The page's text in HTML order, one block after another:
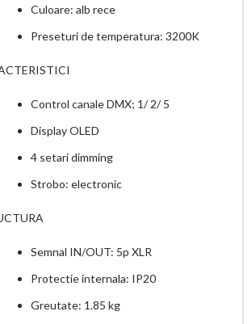
Culoare: alb rece
Preseturi de temperatura: 3200K
Control canale DMX; 1/ 2/ 5
Display OLED
4 setari dimming
Strobo: electronic
Semnal IN/OUT: 5p XLR
Protectie internala: IP20
Greutate: 1.85 kg